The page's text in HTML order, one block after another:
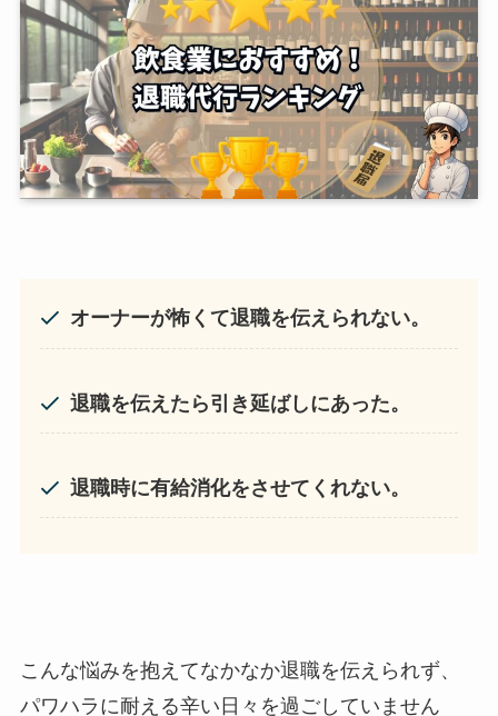
オーナーが怖くて退職を伝えられない。
退職を伝えたら引き延ばしにあった。
退職時に有給消化をさせてくれない。
こんな悩みを抱えてなかなか退職を伝えられず、
パワハラに耐える辛い日々を過ごしていません